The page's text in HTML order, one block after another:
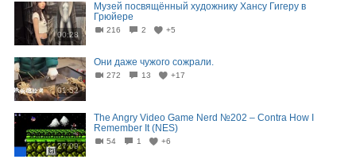
00:28
Музей посвящённый художнику Хансу Гигеру в
Грюйере
216 2 +5
01:52
Они даже чужого сожрали.
272 13 +17
27:09
The Angry Video Game Nerd №202 – Contra How I
Remember It (NES)
54 1 +6